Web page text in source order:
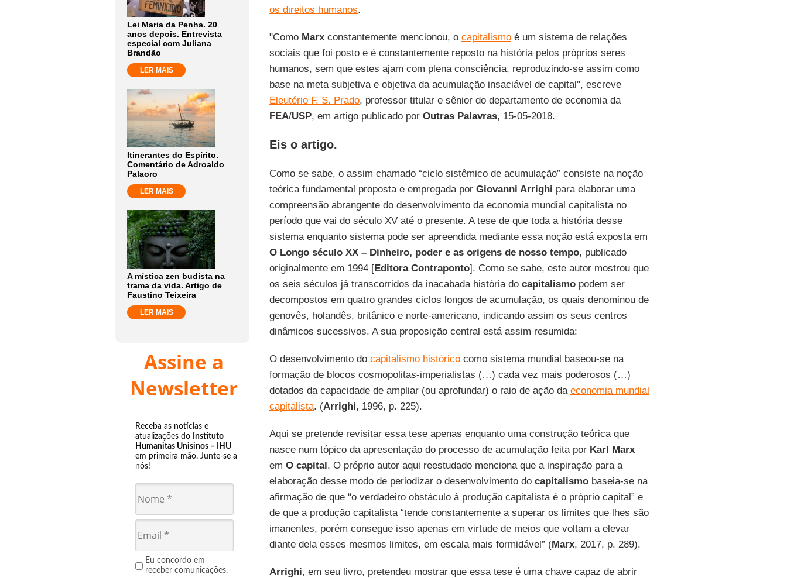
Lei Maria da Penha. 20
anos depois. Entrevista
especial com Juliana
Brandão
LER MAIS
Itinerantes do Espírito.
Comentário de Adroaldo
Palaoro
LER MAIS
A mística zen budista na
trama da vida. Artigo de
Faustino Teixeira
LER MAIS
Assine a
Newsletter
Receba as notícias e
atualizações do Instituto
Humanitas Unisinos – IHU
em primeira mão. Junte-se a
nós!
Eu concordo em
receber comunicações.
os direitos humanos.
"Como Marxconstantemente mencionou, o capitalismoé um sistema de relações
sociais que foi posto e é constantemente reposto na história pelos próprios seres
humanos, sem que estes ajam com plena consciência, reproduzindo-se assim como
base na meta subjetiva e objetiva da acumulação insaciável de capital", escreve
Eleutério F. S. Prado, professor titular e sênior do departamento de economia da
FEA/USP, em artigo publicado por Outras Palavras, 15-05-2018.
Eis o artigo.
Como se sabe, o assim chamado “ciclo sistêmico de acumulação” consiste na noção
teórica fundamental proposta e empregada por Giovanni Arrighi para elaborar uma
compreensão abrangente do desenvolvimento da economia mundial capitalista no
período que vai do século XV até o presente. A tese de que toda a história desse
sistema enquanto sistema pode ser apreendida mediante essa noção está exposta em
O Longo século XX – Dinheiro, poder e as origens de nosso tempo, publicado
originalmente em 1994 [Editora Contraponto]. Como se sabe, este autor mostrou que
os seis séculos já transcorridos da inacabada história do capitalismopodem ser
decompostos em quatro grandes ciclos longos de acumulação, os quais denominou de
genovês, holandês, britânico e norte-americano, indicando assim os seus centros
dinâmicos sucessivos. A sua proposição central está assim resumida:
O desenvolvimento do capitalismo históricocomo sistema mundial baseou-se na
formação de blocos cosmopolitas-imperialistas (…) cada vez mais poderosos (…)
dotados da capacidade de ampliar (ou aprofundar) o raio de ação da economia mundial
capitalista. (Arrighi, 1996, p. 225).
Aqui se pretende revisitar essa tese apenas enquanto uma construção teórica que
nasce num tópico da apresentação do processo de acumulação feita por Karl Marx
em O capital. O próprio autor aqui reestudado menciona que a inspiração para a
elaboração desse modo de periodizar o desenvolvimento do capitalismobaseia-se na
afirmação de que “o verdadeiro obstáculo à produção capitalista é o próprio capital” e
de que a produção capitalista “tende constantemente a superar os limites que lhes são
imanentes, porém consegue isso apenas em virtude de meios que voltam a elevar
diante dela esses mesmos limites, em escala mais formidável” (Marx, 2017, p. 289).
Arrighi, em seu livro, pretendeu mostrar que essa tese é uma chave capaz de abrir